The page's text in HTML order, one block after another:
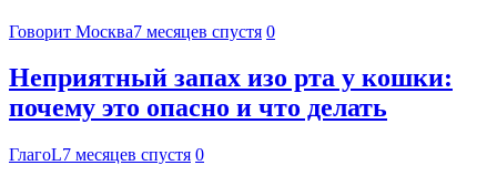
Говорит Москва7 месяцев спустя 0
Неприятный запах изо рта у кошки:
почему это опасно и что делать
ГлагоL7 месяцев спустя 0